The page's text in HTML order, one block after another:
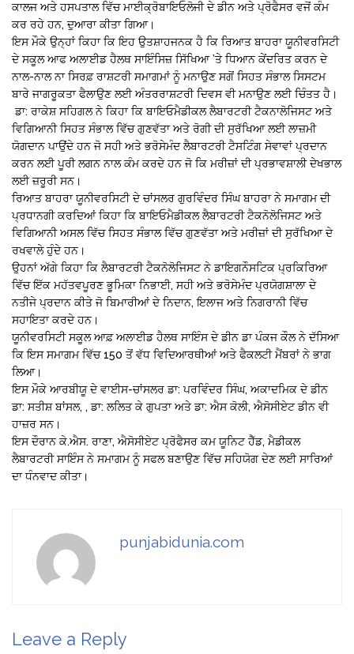
ਕਾਲਜ ਅਤੇ ਹਸਪਤਾਲ ਵਿੱਚ ਮਾਈਕ੍ਰੋਬਾਇਓਲੋਜੀ ਦੇ ਡੀਨ ਅਤੇ ਪ੍ਰੋਫੈਸਰ ਵਜੋਂ ਕੰਮ
ਕਰ ਰਹੇ ਹਨ, ਦੁਆਰਾ ਕੀਤਾ ਗਿਆ।
ਇਸ ਮੌਕੇ ਉਨ੍ਹਾਂ ਕਿਹਾ ਕਿ ਇਹ ਉਤਸ਼ਾਹਜਨਕ ਹੈ ਕਿ ਰਿਆਤ ਬਾਹਰਾ ਯੂਨੀਵਰਸਿਟੀ
ਦੇ ਸਕੂਲ ਆਫ ਅਲਾਈਡ ਹੈਲਥ ਸਾਇੰਸਿਜ਼ ਸਿੱਖਿਆ ’ਤੇ ਧਿਆਨ ਕੇਂਦਰਿਤ ਕਰਨ ਦੇ
ਨਾਲ-ਨਾਲ ਨਾ ਸਿਰਫ਼ ਰਾਸ਼ਟਰੀ ਸਮਾਗਮਾਂ ਨੂੰ ਮਨਾਉਣ ਸਗੋਂ ਸਿਹਤ ਸੰਭਾਲ ਸਿਸਟਮ
ਬਾਰੇ ਜਾਗਰੂਕਤਾ ਫੈਲਾਉਣ ਲਈ ਅੰਤਰਰਾਸ਼ਟਰੀ ਦਿਵਸ ਵੀ ਮਨਾਉਣ ਲਈ ਚਿੰਤਤ ਹੈ।
ਡਾ: ਰਾਕੇਸ਼ ਸਹਿਗਲ ਨੇ ਕਿਹਾ ਕਿ ਬਾਇਓਮੈਡੀਕਲ ਲੈਬਾਰਟਰੀ ਟੈਕਨਾਲੋਜਿਸਟ ਅਤੇ
ਵਿਗਿਆਨੀ ਸਿਹਤ ਸੰਭਾਲ ਵਿੱਚ ਗੁਣਵੱਤਾ ਅਤੇ ਰੋਗੀ ਦੀ ਸੁਰੱਖਿਆ ਲਈ ਲਾਜ਼ਮੀ
ਯੋਗਦਾਨ ਪਾਉਂਦੇ ਹਨ ਜੋ ਸਹੀ ਅਤੇ ਭਰੋਸੇਮੰਦ ਲੈਬਾਰਟਰੀ ਟੈਸਟਿੰਗ ਸੇਵਾਵਾਂ ਪ੍ਰਦਾਨ
ਕਰਨ ਲਈ ਪੂਰੀ ਲਗਨ ਨਾਲ ਕੰਮ ਕਰਦੇ ਹਨ ਜੋ ਕਿ ਮਰੀਜ਼ਾਂ ਦੀ ਪ੍ਰਭਾਵਸ਼ਾਲੀ ਦੇਖਭਾਲ
ਲਈ ਜ਼ਰੂਰੀ ਸਨ।
ਰਿਆਤ ਬਾਹਰਾ ਯੂਨੀਵਰਸਿਟੀ ਦੇ ਚਾਂਸਲਰ ਗੁਰਵਿੰਦਰ ਸਿੰਘ ਬਾਹਰਾ ਨੇ ਸਮਾਗਮ ਦੀ
ਪ੍ਰਧਾਨਗੀ ਕਰਦਿਆਂ ਕਿਹਾ ਕਿ ਬਾਇਓਮੈਡੀਕਲ ਲੈਬਾਰਟਰੀ ਟੈਕਨੋਲੋਜਿਸਟ ਅਤੇ
ਵਿਗਿਆਨੀ ਅਸਲ ਵਿੱਚ ਸਿਹਤ ਸੰਭਾਲ ਵਿੱਚ ਗੁਣਵੱਤਾ ਅਤੇ ਮਰੀਜ਼ਾਂ ਦੀ ਸੁਰੱਖਿਆ ਦੇ
ਰਖਵਾਲੇ ਹੁੰਦੇ ਹਨ।
ਉਹਨਾਂ ਅੱਗੇ ਕਿਹਾ ਕਿ ਲੈਬਾਰਟਰੀ ਟੈਕਨੋਲੋਜਿਸਟ ਨੇ ਡਾਇਗਨੌਸਟਿਕ ਪ੍ਰਕਿਰਿਆ
ਵਿੱਚ ਇੱਕ ਮਹੱਤਵਪੂਰਣ ਭੂਮਿਕਾ ਨਿਭਾਈ, ਸਹੀ ਅਤੇ ਭਰੋਸੇਮੰਦ ਪ੍ਰਯੋਗਸ਼ਾਲਾ ਦੇ
ਨਤੀਜੇ ਪ੍ਰਦਾਨ ਕੀਤੇ ਜੋ ਬਿਮਾਰੀਆਂ ਦੇ ਨਿਦਾਨ, ਇਲਾਜ ਅਤੇ ਨਿਗਰਾਨੀ ਵਿੱਚ
ਸਹਾਇਤਾ ਕਰਦੇ ਹਨ।
ਯੂਨੀਵਰਸਿਟੀ ਸਕੂਲ ਆਫ਼ ਅਲਾਈਡ ਹੈਲਥ ਸਾਇੰਸ ਦੇ ਡੀਨ ਡਾ ਪੰਕਜ ਕੌਲ ਨੇ ਦੱਸਿਆ
ਕਿ ਇਸ ਸਮਾਗਮ ਵਿੱਚ 150 ਤੋਂ ਵੱਧ ਵਿਦਿਆਰਥੀਆਂ ਅਤੇ ਫੈਕਲਟੀ ਮੈਂਬਰਾਂ ਨੇ ਭਾਗ
ਲਿਆ।
ਇਸ ਮੌਕੇ ਆਰਬੀਯੂ ਦੇ ਵਾਈਸ-ਚਾਂਸਲਰ ਡਾ: ਪਰਵਿੰਦਰ ਸਿੰਘ, ਅਕਾਦਮਿਕ ਦੇ ਡੀਨ
ਡਾ: ਸਤੀਸ਼ ਬਾਂਸਲ, , ਡਾ: ਲਲਿਤ ਕੇ ਗੁਪਤਾ ਅਤੇ ਡਾ: ਐਸ ਕੋਲੀ, ਐਸੋਸੀਏਟ ਡੀਨ ਵੀ
ਹਾਜ਼ਰ ਸਨ।
ਇਸ ਦੌਰਾਨ ਕੇ.ਐਸ. ਰਾਣਾ, ਐਸੋਸੀਏਟ ਪ੍ਰੋਫੈਸਰ ਕਮ ਯੂਨਿਟ ਹੈੱਡ, ਮੈਡੀਕਲ
ਲੈਬਾਰਟਰੀ ਸਾਇੰਸ ਨੇ ਸਮਾਗਮ ਨੂੰ ਸਫਲ ਬਣਾਉਣ ਵਿੱਚ ਸਹਿਯੋਗ ਦੇਣ ਲਈ ਸਾਰਿਆਂ
ਦਾ ਧੰਨਵਾਦ ਕੀਤਾ।
punjabidunia.com
Leave a Reply